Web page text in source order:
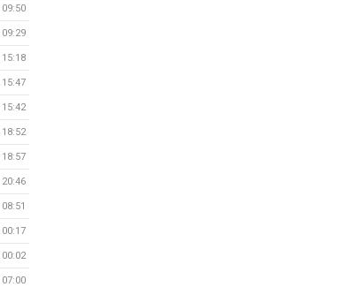
09:50
09:29
15:18
15:47
15:42
18:52
18:57
20:46
00:17
00:02
07:00